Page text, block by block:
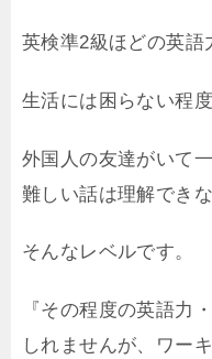
英検準2級ほどの英語
生活には困らない程
外国人の友達がいて
難しい話は理解できな
そんなレベルです。
『その程度の英語力
しれませんが、ワー